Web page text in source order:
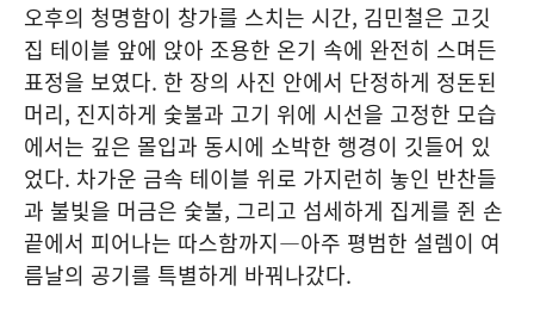
오후의 청명함이 창가를 스치는 시간, 김민철은 고깃
집 테이블 앞에 앉아 조용한 온기 속에 완전히 스며든
표정을 보였다. 한 장의 사진 안에서 단정하게 정돈된
머리, 진지하게 숯불과 고기 위에 시선을 고정한 모습
에서는 깊은 몰입과 동시에 소박한 행경이 깃들어 있
었다. 차가운 금속 테이블 위로 가지런히 놓인 반찬들
과 불빛을 머금은 숯불, 그리고 섬세하게 집게를 쥔 손
끝에서 피어나는 따스함까지—아주 평범한 설렘이 여
름날의 공기를 특별하게 바꿔나갔다.